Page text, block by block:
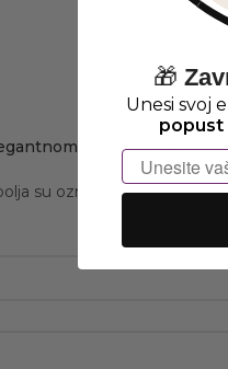
mašnom 100-477
su označena*
🎁
Unesi svoj
popust
Email